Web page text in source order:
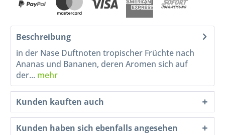
Beschreibung
in der Nase Duftnoten tropischer Früchte nach
Ananas und Bananen, deren Aromen sich auf
der... mehr
Kunden kauften auch
Kunden haben sich ebenfalls angesehen